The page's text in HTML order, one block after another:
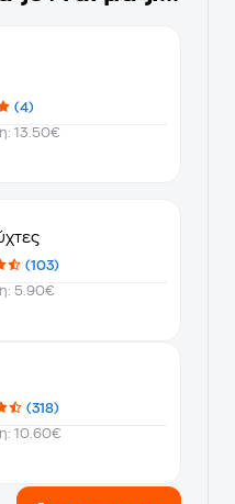
(4)
13.50€
(103)
5.90€
(318)
10.60€